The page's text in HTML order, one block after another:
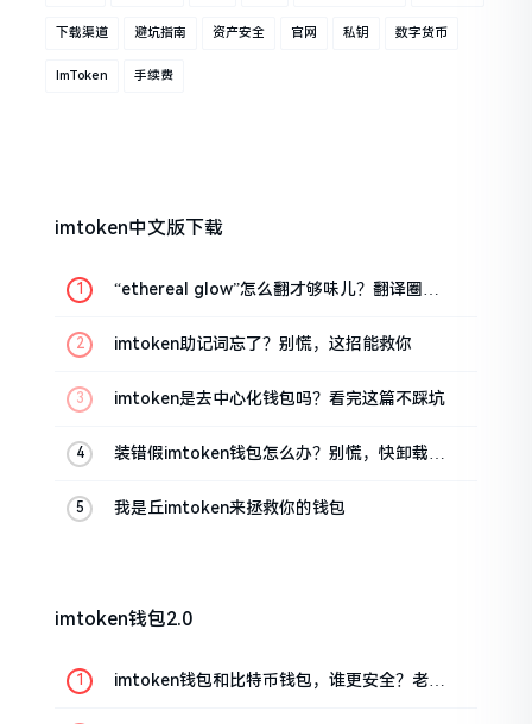
下载渠道 避坑指南 资产安全 官网 私钥 数字货币
ImToken 手续费
imtoken中文版下载
“ethereal glow”怎么翻才够味儿？翻译圈老
imtoken助记词忘了？别慌，这招能救你
imtoken是去中心化钱包吗？看完这篇不踩坑
装错假imtoken钱包怎么办？别慌，快卸载，
我是丘imtoken来拯救你的钱包
imtoken钱包2.0
imtoken钱包和比特币钱包，谁更安全？老玩